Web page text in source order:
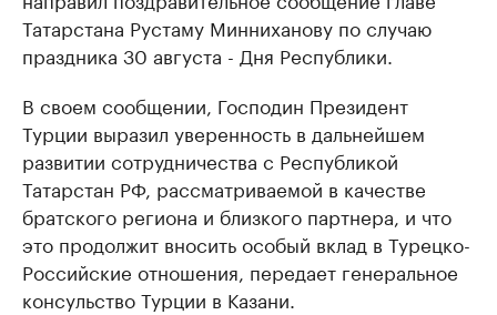
Татарстана Рустаму Минниханову по случаю
праздника 30 августа - Дня Республики.
В своем сообщении, Господин Президент
Турции выразил уверенность в дальнейшем
развитии сотрудничества с Республикой
Татарстан РФ, рассматриваемой в качестве
братского региона и близкого партнера, и что
это продолжит вносить особый вклад в Турецко-
Российские отношения, передает генеральное
консульство Турции в Казани.